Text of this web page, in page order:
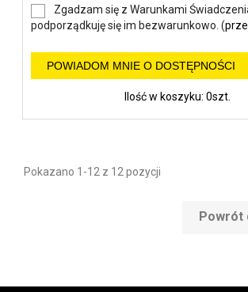
Zgadzam się z Warunkami
podporządkuję się im bezwarunkowo. (
POWIADOM MNIE O DOSTĘPNOŚCI
Ilość w koszyku: 0szt.
Pokazano 1-12 z 12 pozycji
Powrót